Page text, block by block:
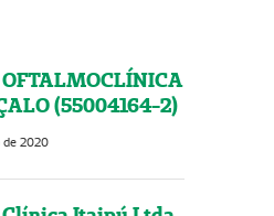
(55004164-2)
de 2020